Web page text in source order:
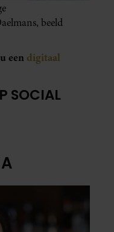
beeld
een digitaal
SOCIAL